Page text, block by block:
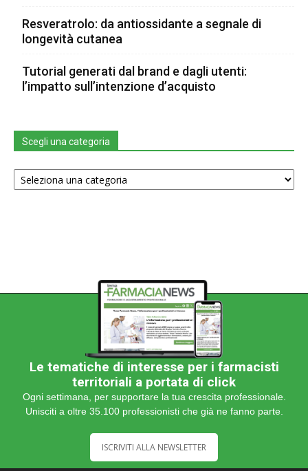
Resveratrolo: da antiossidante a segnale di
longevità cutanea
Tutorial generati dal brand e dagli utenti:
l’impatto sull’intenzione d’acquisto
Scegli una categoria
Scegli
una
Le tematiche di interesse per i farmacisti
territoriali a portata di click
Ogni settimana, per supportare la tua crescita professionale.
Unisciti a oltre 35.100 professionisti che già ne fanno parte.
ISCRIVITI ALLA NEWSLETTER